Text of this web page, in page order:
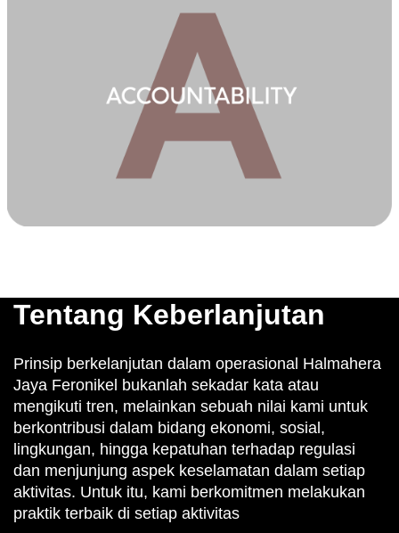
Tentang Keberlanjutan
Prinsip berkelanjutan dalam operasional Halmahera
Jaya Feronikel bukanlah sekadar kata atau
mengikuti tren, melainkan sebuah nilai kami untuk
berkontribusi dalam bidang ekonomi, sosial,
lingkungan, hingga kepatuhan terhadap regulasi
dan menjunjung aspek keselamatan dalam setiap
aktivitas. Untuk itu, kami berkomitmen melakukan
praktik terbaik di setiap aktivitas